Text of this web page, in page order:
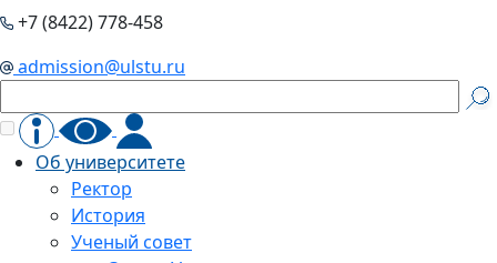
+7 (8422) 778-458
admission@ulstu.ru
Об университете
Ректор
История
Ученый совет